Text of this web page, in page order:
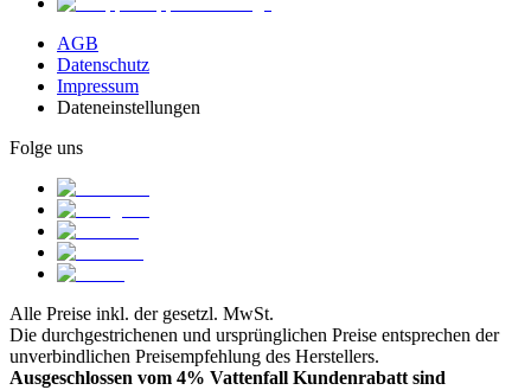
AGB
Datenschutz
Impressum
Dateneinstellungen
Folge uns
Alle Preise inkl. der gesetzl. MwSt.
Die durchgestrichenen und ursprünglichen Preise entsprechen der
unverbindlichen Preisempfehlung des Herstellers.
Ausgeschlossen vom 4% Vattenfall Kundenrabatt sind